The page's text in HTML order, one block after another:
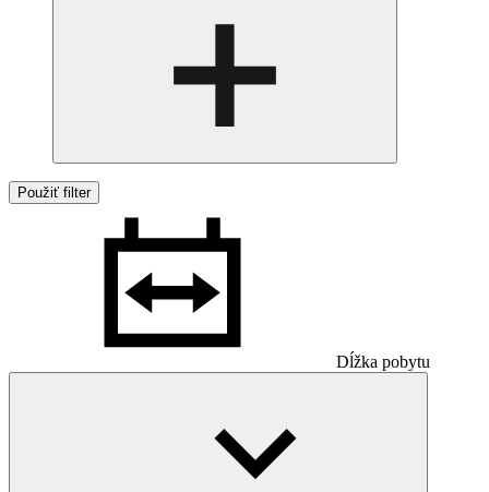
Použiť filter
Dĺžka pobytu